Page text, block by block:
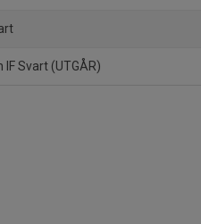
IF Svart (UTGÅR)